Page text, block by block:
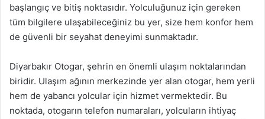
başlangıç ve bitiş noktasıdır. Yolculuğunuz için gereken
tüm bilgilere ulaşabileceğiniz bu yer, size hem konfor hem
de güvenli bir seyahat deneyimi sunmaktadır.
Diyarbakır Otogar, şehrin en önemli ulaşım noktalarından
biridir. Ulaşım ağının merkezinde yer alan otogar, hem yerli
hem de yabancı yolcular için hizmet vermektedir. Bu
noktada, otogarın telefon numaraları, yolcuların ihtiyaç